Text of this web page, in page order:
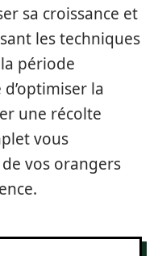
sa croissance et
les techniques
période
la
une récolte
vous
vos orangers